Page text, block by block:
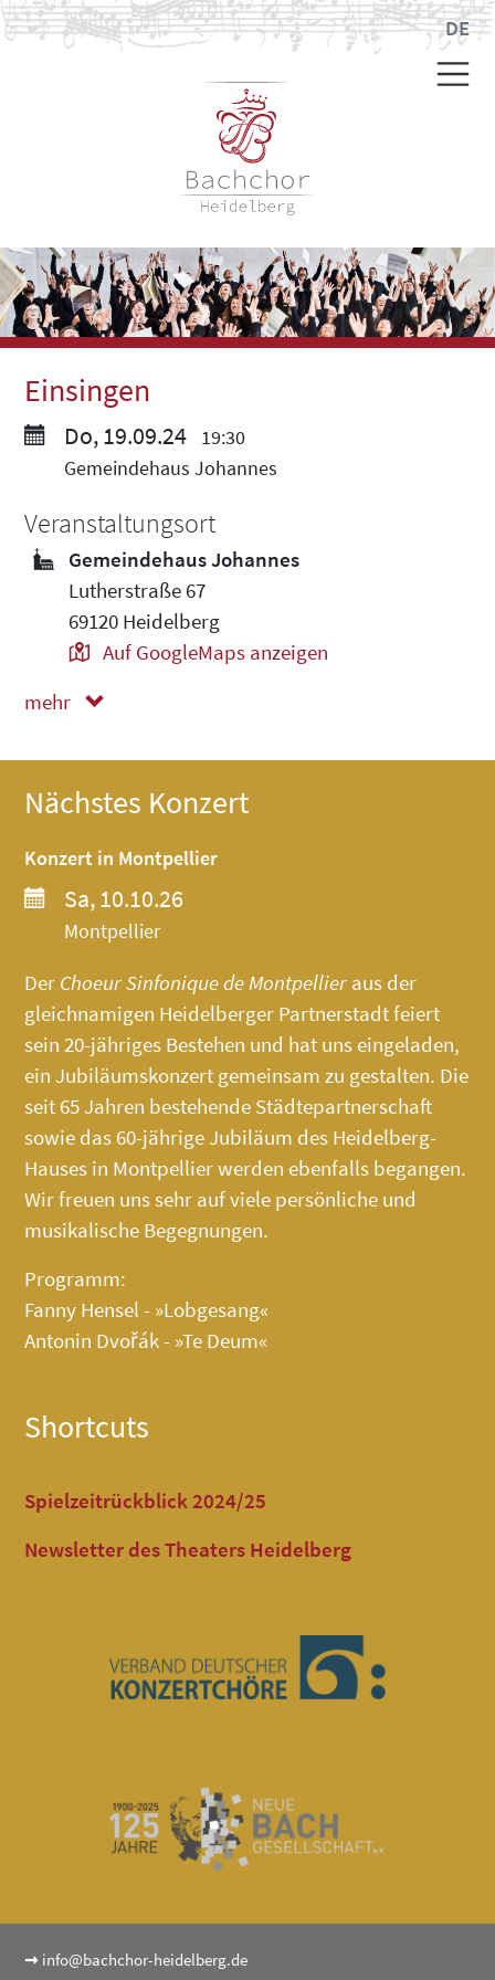
DE
Einsingen
Do, 19.09.24
19:30
Gemeindehaus Johannes
Veranstaltungsort
Gemeindehaus Johannes
Lutherstraße 67
69120 Heidelberg
Auf GoogleMaps anzeigen
mehr
Nächstes Konzert
Konzert in Montpellier
Sa, 10.10.26
Montpellier
Der Choeur Sinfonique de Montpellier aus der
gleichnamigen Heidelberger Partnerstadt feiert
sein 20-jähriges Bestehen und hat uns eingeladen,
ein Jubiläumskonzert gemeinsam zu gestalten. Die
seit 65 Jahren bestehende Städtepartnerschaft
sowie das 60-jährige Jubiläum des Heidelberg-
Hauses in Montpellier werden ebenfalls begangen.
Wir freuen uns sehr auf viele persönliche und
musikalische Begegnungen.
Programm:
Fanny Hensel - »Lobgesang«
Antonin Dvořák - »Te Deum«
Shortcuts
Spielzeitrückblick 2024/25
Newsletter des Theaters Heidelberg
➞ info@bachchor-heidelberg.de